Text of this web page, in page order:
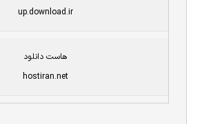
up.download.ir
هاست دانلود
hostiran.net